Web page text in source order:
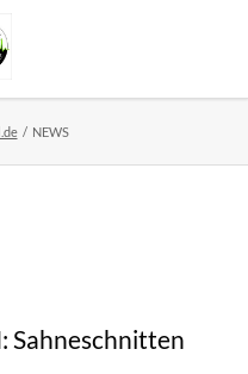
NEWS
Sahneschnitten